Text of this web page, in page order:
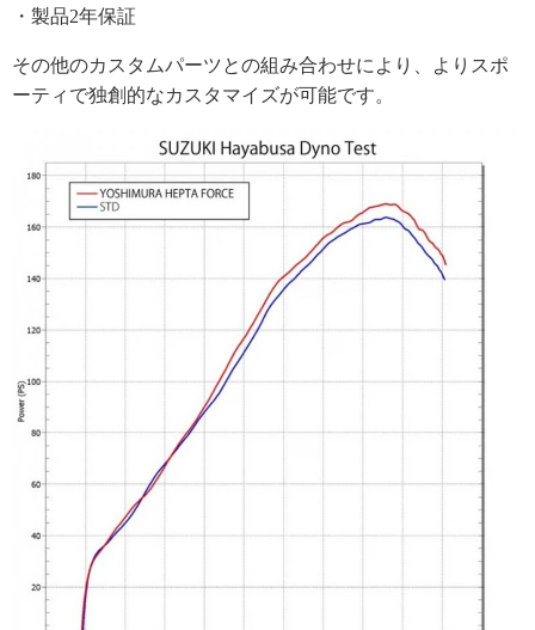
・製品2年保証
その他のカスタムパーツとの組み合わせにより、よりスポ
ーティで独創的なカスタマイズが可能です。